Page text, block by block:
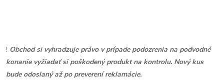
! Obchod si vyhradzuje právo v prípade podozrenia na podvodné
konanie vyžiadať si poškodený produkt na kontrolu. Nový kus
bude odoslaný až po preverení reklamácie.